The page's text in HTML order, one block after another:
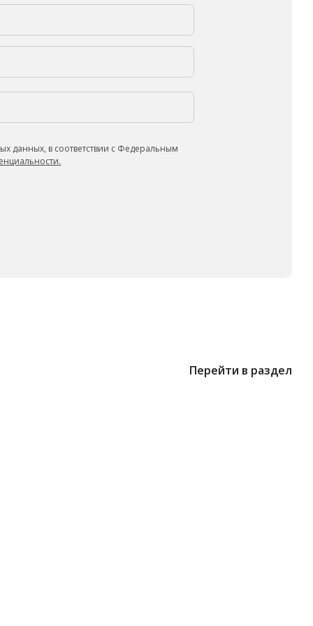
данных, в соответствии с Федеральным
Перейти в раздел